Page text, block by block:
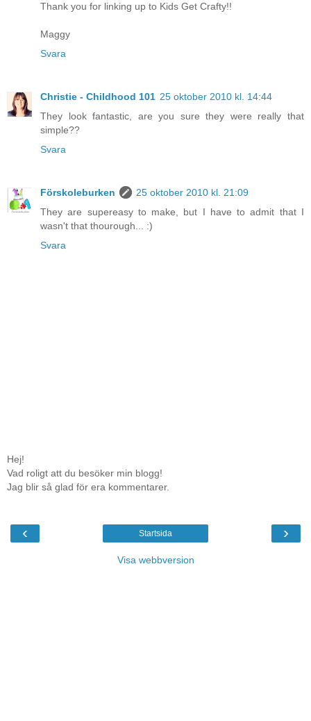
Thank you for linking up to Kids Get Crafty!!
Maggy
Svara
Christie - Childhood 101 25 oktober 2010 kl. 14:44
They look fantastic, are you sure they were really that
simple??
Svara
Förskoleburken
25 oktober 2010 kl. 21:09
They are supereasy to make, but I have to admit that I
wasn't that thourough... :)
Svara
Hej!
Vad roligt att du besöker min blogg!
Jag blir så glad för era kommentarer.
‹ ›
Startsida
Visa webbversion